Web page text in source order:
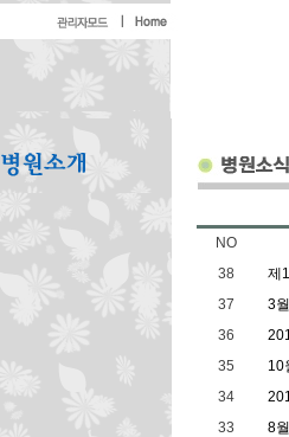
NO
38
제
37
3
36
35
10
34
33
8